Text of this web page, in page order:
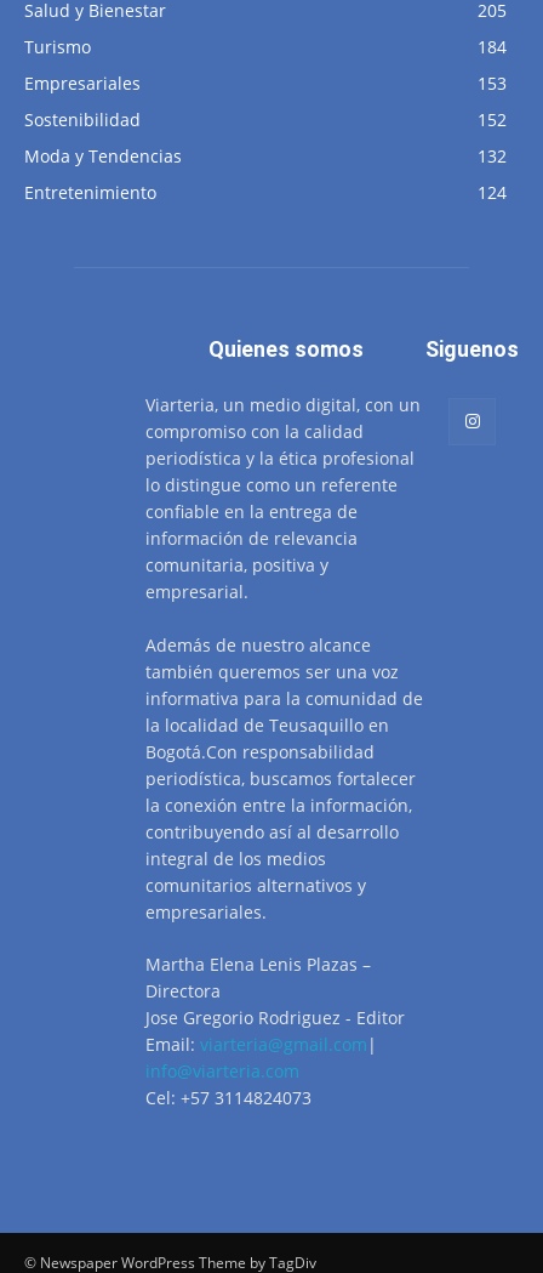
Salud y Bienestar
205
Turismo
184
Empresariales
153
Sostenibilidad
152
Moda y Tendencias
132
Entretenimiento
124
Quienes somos
Viarteria, un medio digital, con un
compromiso con la calidad
periodística y la ética profesional
lo distingue como un referente
confiable en la entrega de
información de relevancia
comunitaria, positiva y
empresarial.
Además de nuestro alcance
también queremos ser una voz
informativa para la comunidad de
la localidad de Teusaquillo en
Bogotá.Con responsabilidad
periodística, buscamos fortalecer
la conexión entre la información,
contribuyendo así al desarrollo
integral de los medios
comunitarios alternativos y
empresariales.
Martha Elena Lenis Plazas –
Directora
Jose Gregorio Rodriguez - Editor
Email: viarteria@gmail.com |
info@viarteria.com
Cel: +57 3114824073
Siguenos
© Newspaper WordPress Theme by TagDiv